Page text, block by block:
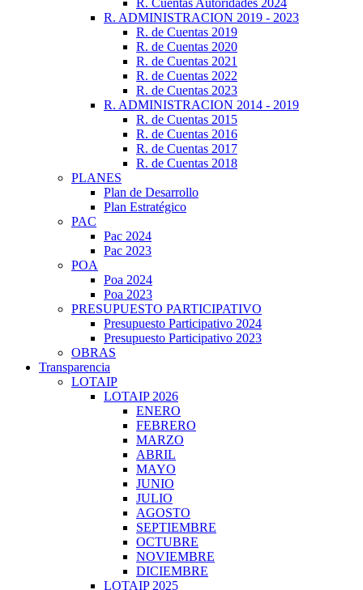
R. Cuentas Autoridades 2024
R. ADMINISTRACION 2019 - 2023
R. de Cuentas 2019
R. de Cuentas 2020
R. de Cuentas 2021
R. de Cuentas 2022
R. de Cuentas 2023
R. ADMINISTRACION 2014 - 2019
R. de Cuentas 2015
R. de Cuentas 2016
R. de Cuentas 2017
R. de Cuentas 2018
PLANES
Plan de Desarrollo
Plan Estratégico
PAC
Pac 2024
Pac 2023
POA
Poa 2024
Poa 2023
PRESUPUESTO PARTICIPATIVO
Presupuesto Participativo 2024
Presupuesto Participativo 2023
OBRAS
Transparencia
LOTAIP
LOTAIP 2026
ENERO
FEBRERO
MARZO
ABRIL
MAYO
JUNIO
JULIO
AGOSTO
SEPTIEMBRE
OCTUBRE
NOVIEMBRE
DICIEMBRE
LOTAIP 2025